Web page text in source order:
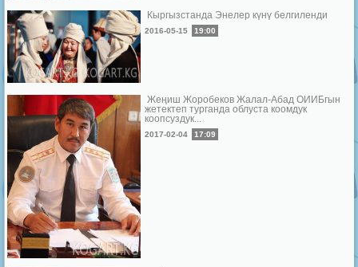
Кыргызстанда Энелер күнү белгиленди
2016-05-15 19:00
Жеңиш Жоробеков Жалал-Абад ОИИБгын
жетектеп турганда облуста коомдук
коопсуздук...
2017-02-04 17:09